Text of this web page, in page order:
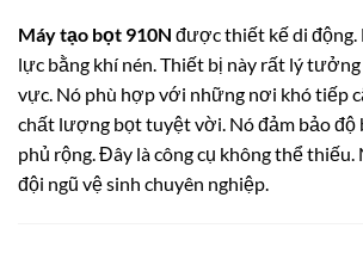
Máy tạo bọt 910N được thiết kế di động.
lực bằng khí nén. Thiết bị này rất lý
vực. Nó phù hợp với những nơi khó tiếp
chất lượng bọt tuyệt vời. Nó đảm bảo độ
phủ rộng. Đây là công cụ không thể thiếu.
đội ngũ vệ sinh chuyên nghiệp.